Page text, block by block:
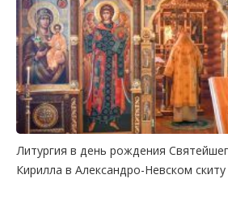
Литургия в день рождения
Кирилла в Александро-Невском